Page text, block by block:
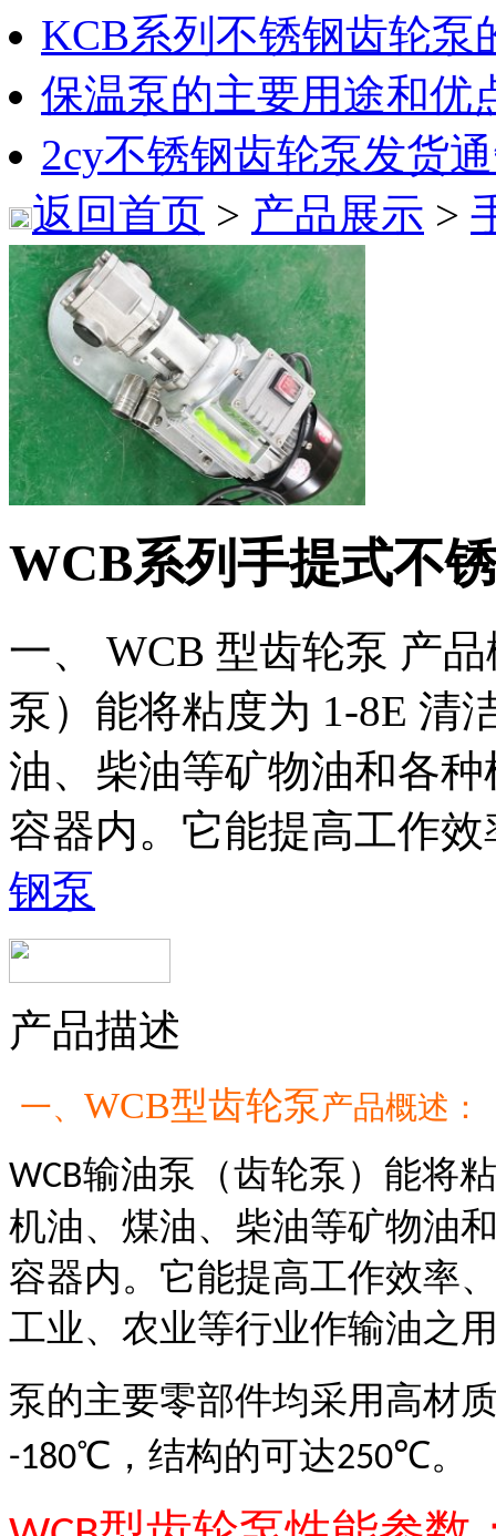
KCB系列不锈钢齿轮泵
保温泵的主要用途和优
2cy不锈钢齿轮泵发货
返回首页 > 产品展示 >
WCB系列手提式不
一、 WCB 型齿轮泵 产
泵）能将粘度为 1-8E 清
油、柴油等矿物油和各
容器内。它能提高工作效
钢泵
产品描述
一、 WCB型齿轮泵产品概述：
WCB输油泵（齿轮泵）能将
机油、煤油、柴油等矿物油
容器内。它能提高工作效率
工业、农业等行业作输油之
泵的主要零部件均采用高材
-180℃ ，结构的可达250℃。